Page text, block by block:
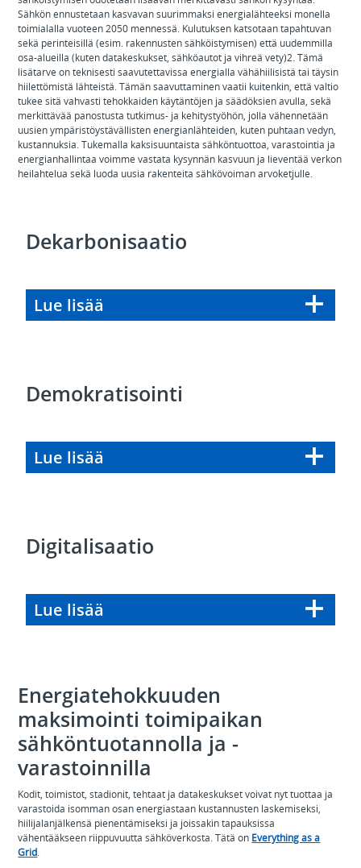
Sähkön ennustetaan kasvavan suurimmaksi energialähteeksi monella
toimialalla vuoteen 2050 mennessä. Kulutuksen katsotaan tapahtuvan
sekä perinteisillä (esim. rakennusten sähköistymisen) että uudemmilla
osa-alueilla (kuten datakeskukset, sähköautot ja vihreä vety)2. Tämä
lisätarve on teknisesti saavutettavissa energialla vähähiilisistä tai täysin
hiilettömistä lähteistä. Tämän saavuttaminen vaatii kuitenkin, että valtio
tukee sitä vahvasti tehokkaiden käytäntöjen ja säädöksien avulla, sekä
merkittävää panostusta tutkimus- ja kehitystyöhön, jolla vähennetään
uusien ympäristöystävällisten energianlähteiden, kuten puhtaan vedyn,
kustannuksia. Tukemalla kaksisuuntaista sähköntuottoa, varastointia ja
energianhallintaa voimme vastata kysynnän kasvuun ja lieventää verkon
heilahtelua sekä luoda uusia rakenteita sähkövoiman arvoketjulle.
Dekarbonisaatio
Lue lisää
Demokratisointi
Lue lisää
Digitalisaatio
Lue lisää
Energiatehokkuuden
maksimointi toimipaikan
sähköntuotannolla ja -
varastoinnilla
Kodit, toimistot, stadionit, tehtaat ja datakeskukset voivat nyt tuottaa ja
varastoida isomman osan energiastaan kustannusten laskemiseksi,
hiilijalanjälkensä pienentämiseksi ja joissakin tapauksissa
vähentääkseen riippuvuutta sähköverkosta. Tätä on Everything as a
Grid.